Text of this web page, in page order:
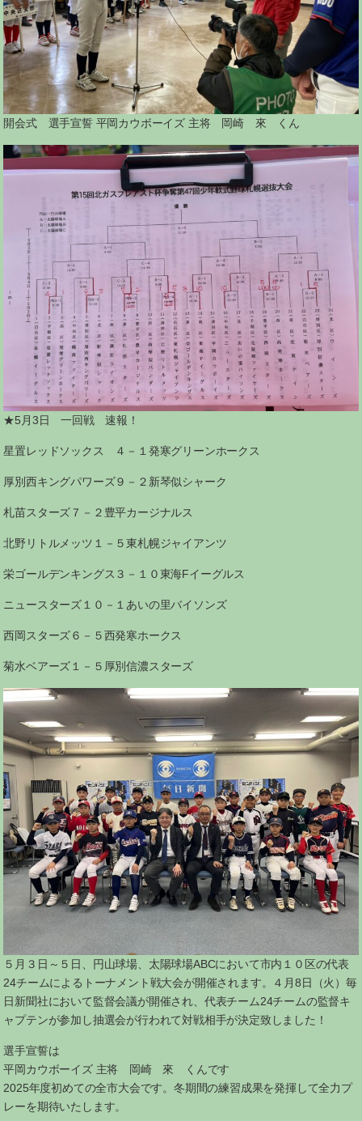
開会式 選手宣誓 平岡カウボーイズ 主将 岡崎 來 くん
★5月3日 一回戦 速報！
星置レッドソックス ４－１発寒グリーンホークス
厚別西キングパワーズ９－２新琴似シャーク
札苗スターズ７－２豊平カージナルス
北野リトルメッツ１－５東札幌ジャイアンツ
栄ゴールデンキングス３－１０東海Fイーグルス
ニュースターズ１０－１あいの里バイソンズ
西岡スターズ６－５西発寒ホークス
菊水ベアーズ１－５厚別信濃スターズ
５月３日～５日、円山球場、太陽球場ABCにおいて市内１０区の代表
24チームによるトーナメント戦大会が開催されます。４月8日（火）毎
日新聞社において監督会議が開催され、代表チーム24チームの監督キ
ャプテンが参加し抽選会が行われて対戦相手が決定致しました！
選手宣誓は
平岡カウボーイズ 主将 岡崎 來 くんです
2025年度初めての全市大会です。冬期間の練習成果を発揮して全力プ
レーを期待いたします。